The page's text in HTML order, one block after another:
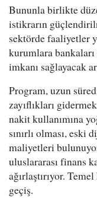
Bununla birlikte
istikrarın
sektörde faaliyetler
kurumlara
imkanı sağlayacak
Program, uzun
zayıflıkları
nakit kullanımına
sınırlı olması, eski
maliyetleri
uluslararası finans
ağırlaştırıyor.
geçiş.